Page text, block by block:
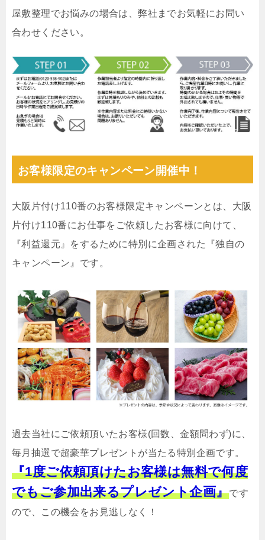
屋敷整理でお悩みの場合は、弊社までお気軽にお問い
合わせください。
お客様限定のキャンペーン開催中！
大阪片付け110番のお客様限定キャンペーンとは、大阪
片付け110番にお仕事をご依頼したお客様に向けて、
『利益還元』をするために特別に企画された『独自の
キャンペーン』です。
過去当社にご依頼頂いたお客様(回数、金額問わず)に、
毎月抽選で超豪華プレゼントが当たる特別企画です。
『1度ご依頼頂けたお客様は無料で何度
でもご参加出来るプレゼント企画』です
ので、この機会をお見逃しなく！